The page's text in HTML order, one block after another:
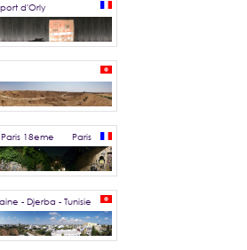
d'Orly
18eme Paris
- Djerba - Tunisie